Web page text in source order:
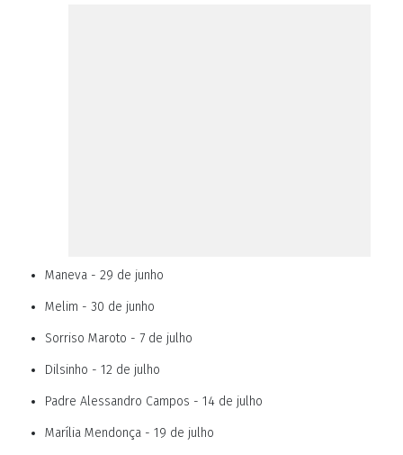
Maneva - 29 de junho
Melim - 30 de junho
Sorriso Maroto - 7 de julho
Dilsinho - 12 de julho
Padre Alessandro Campos - 14 de julho
Marília Mendonça - 19 de julho